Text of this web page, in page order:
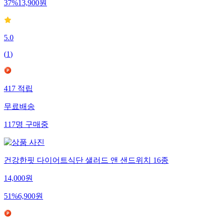
37%13,900원
5.0
(1)
417적립
무료배송
117명구매중
건강한핏 다이어트식단 샐러드 앤 샌드위치 16종
14,000원
51%6,900원